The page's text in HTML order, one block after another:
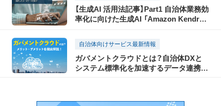
【生成AI 活用法記事】Part1 自治体業務効
率化に向けた生成AI 「Amazon Kendra」
自治体向けサービス最新情報
ガバメントクラウドとは？自治体DXと
システム標準化を加速するデータ連携ツ